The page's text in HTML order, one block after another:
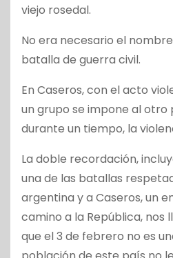
viejo rosedal.
No era necesario el
batalla de guerra civil.
En Caseros, con el acto
un grupo se impone al otro
durante un tiempo, la
La doble recordación,
una de las batallas
argentina y a Caseros, un
camino a la República,
que el 3 de febrero no es